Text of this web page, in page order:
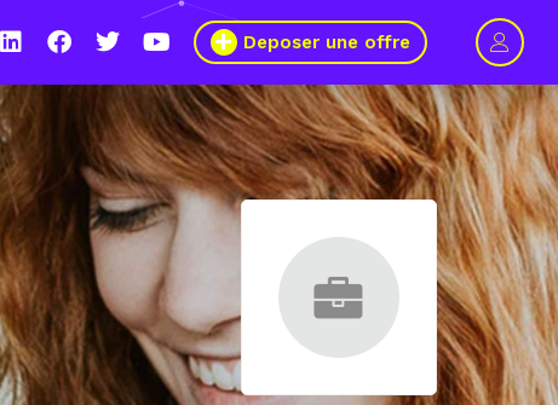
Du 8 au 11 mars 2021, le Wagon Marseille s’engage pour plus de
Deposer une offre